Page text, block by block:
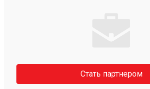
Стать партнером